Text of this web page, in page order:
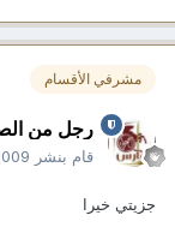
مشرفي الأقسام
رجل من
قام بنشر
جزيتي خيرا